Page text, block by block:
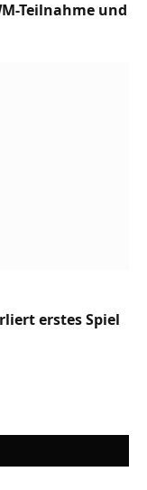
Teilnahme und
erstes Spiel